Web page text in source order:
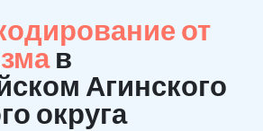
от
в
Агинского
округа